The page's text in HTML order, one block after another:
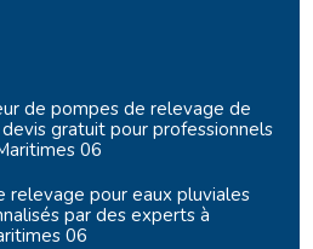
de pompes de relevage de
gratuit pour professionnels
06
relevage pour eaux pluviales
par des experts à
06